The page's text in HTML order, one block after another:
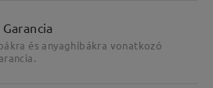
és anyaghibákra vonatkozó